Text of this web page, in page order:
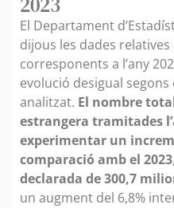
El Departament
dijous les dades
corresponents a l’any
evolució desigual
analitzat. El nombre
estrangera tramitades
experimentar un
comparació amb el 2023
declarada de 300,7
un augment del 6,8%